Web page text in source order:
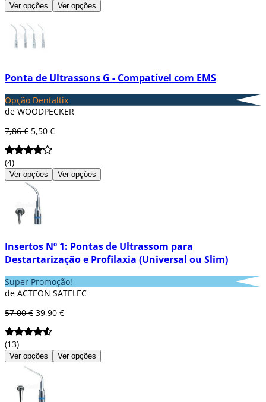
Ver opções Ver opções
Ponta de Ultrassons G - Compatível com EMS
Opção Dentaltix
de WOODPECKER
7,86 € 5,50 €
(4)
Ver opções Ver opções
Insertos Nº 1: Pontas de Ultrassom para
Destartarização e Profilaxia (Universal ou Slim)
Super Promoção!
de ACTEON SATELEC
57,00 € 39,90 €
(13)
Ver opções Ver opções